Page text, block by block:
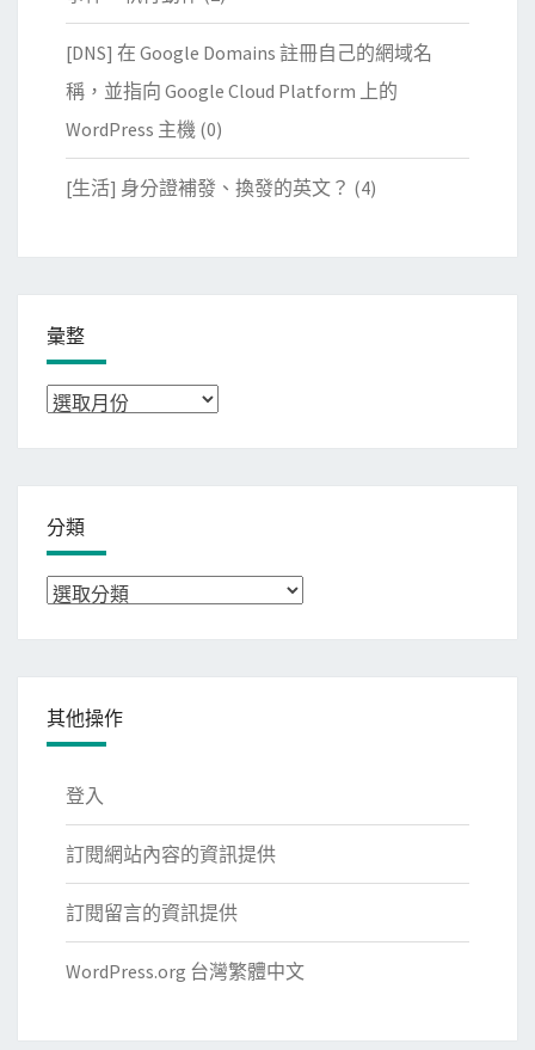
[DNS] 在 Google Domains 註冊自己的網域名
稱，並指向 Google Cloud Platform 上的
WordPress 主機 (0)
[生活] 身分證補發、換發的英文？ (4)
彙整
彙
分類
分
其他操作
登入
訂閱網站內容的資訊提供
訂閱留言的資訊提供
WordPress.org 台灣繁體中文